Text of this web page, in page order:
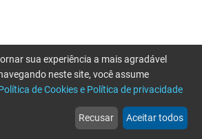
web
Notícias
more_horiz
Mais
sua experiência a mais agradável
neste site, você assume
de Cookies e Política de privacidade
Recusar Aceitar todos
por favor tente novamente